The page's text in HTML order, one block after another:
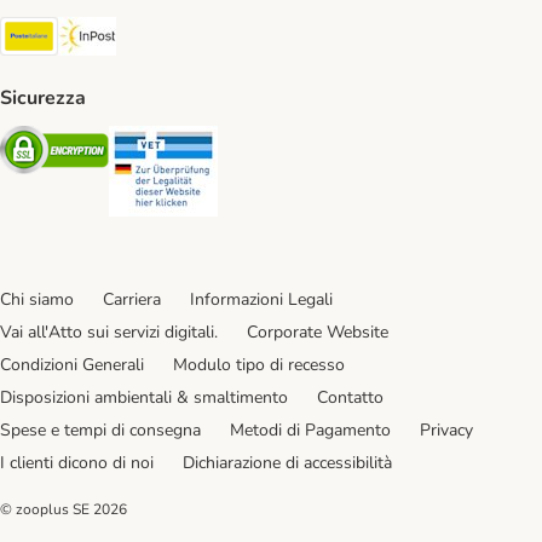
Poste Italiane. Shipping Method
Sicurezza
Security
Chi siamo Carriera
Informazioni Legali
Vai all'Atto sui servizi digitali.
Corporate Website
Condizioni Generali
Modulo tipo di recesso
Disposizioni ambientali & smaltimento
Contatto
Spese e tempi di consegna
Metodi di Pagamento
Privacy
I clienti dicono di noi
Dichiarazione di accessibilità
© zooplus SE 2026